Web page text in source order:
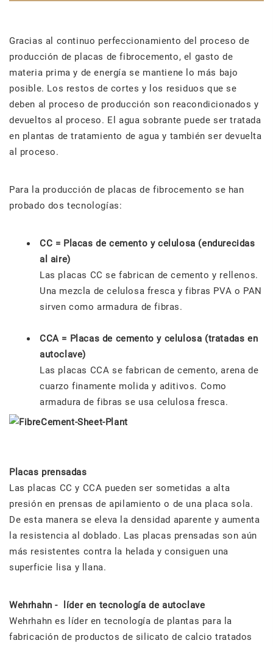
Gracias al continuo perfeccionamiento del proceso de
producción de placas de fibrocemento, el gasto de
materia prima y de energía se mantiene lo más bajo
posible. Los restos de cortes y los residuos que se
deben al proceso de producción son reacondicionados y
devueltos al proceso. El agua sobrante puede ser tratada
en plantas de tratamiento de agua y también ser devuelta
al proceso.
Para la producción de placas de fibrocemento se han
probado dos tecnologías:
CC = Placas de cemento y celulosa (endurecidas
al aire)
Las placas CC se fabrican de cemento y rellenos.
Una mezcla de celulosa fresca y fibras PVA o PAN
sirven como armadura de fibras.
CCA = Placas de cemento y celulosa (tratadas en
autoclave)
Las placas CCA se fabrican de cemento, arena de
cuarzo finamente molida y aditivos. Como
armadura de fibras se usa celulosa fresca.
Placas prensadas
Las placas CC y CCA pueden ser sometidas a alta
presión en prensas de apilamiento o de una placa sola.
De esta manera se eleva la densidad aparente y aumenta
la resistencia al doblado. Las placas prensadas son aún
más resistentes contra la helada y consiguen una
superficie lisa y llana.
Wehrhahn - líder en tecnología de autoclave
Wehrhahn es líder en tecnología de plantas para la
fabricación de productos de silicato de calcio tratados